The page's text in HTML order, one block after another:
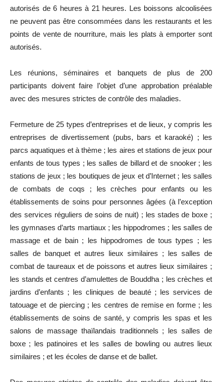
autorisés de 6 heures à 21 heures. Les boissons alcoolisées
ne peuvent pas être consommées dans les restaurants et les
points de vente de nourriture, mais les plats à emporter sont
autorisés.
Les réunions, séminaires et banquets de plus de 200
participants doivent faire l’objet d’une approbation préalable
avec des mesures strictes de contrôle des maladies.
Fermeture de 25 types d’entreprises et de lieux, y compris les
entreprises de divertissement (pubs, bars et karaoké) ; les
parcs aquatiques et à thème ; les aires et stations de jeux pour
enfants de tous types ; les salles de billard et de snooker ; les
stations de jeux ; les boutiques de jeux et d’Internet ; les salles
de combats de coqs ; les crèches pour enfants ou les
établissements de soins pour personnes âgées (à l’exception
des services réguliers de soins de nuit) ; les stades de boxe ;
les gymnases d’arts martiaux ; les hippodromes ; les salles de
massage et de bain ; les hippodromes de tous types ; les
salles de banquet et autres lieux similaires ; les salles de
combat de taureaux et de poissons et autres lieux similaires ;
les stands et centres d’amulettes de Bouddha ; les crèches et
jardins d’enfants ; les cliniques de beauté ; les services de
tatouage et de piercing ; les centres de remise en forme ; les
établissements de soins de santé, y compris les spas et les
salons de massage thaïlandais traditionnels ; les salles de
boxe ; les patinoires et les salles de bowling ou autres lieux
similaires ; et les écoles de danse et de ballet.